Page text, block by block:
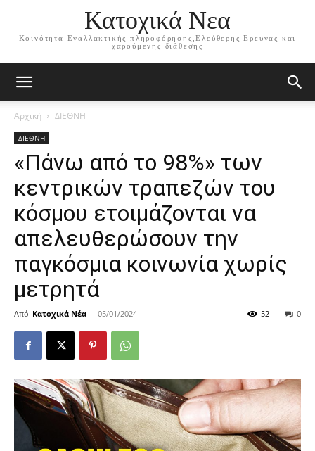
Κατοχικά Νεα
Κοινότητα Εναλλακτικής πληροφόρησης,Ελεύθερης Ερευνας και
χαρούμενης διάθεσης
Αρχική ΔΙΕΘΝΗ
ΔΙΕΘΝΗ
«Πάνω από το 98%» των
κεντρικών τραπεζών του
κόσμου ετοιμάζονται να
απελευθερώσουν την
παγκόσμια κοινωνία χωρίς
μετρητά
Από Κατοχικά Νέα - 05/01/2024 0
52